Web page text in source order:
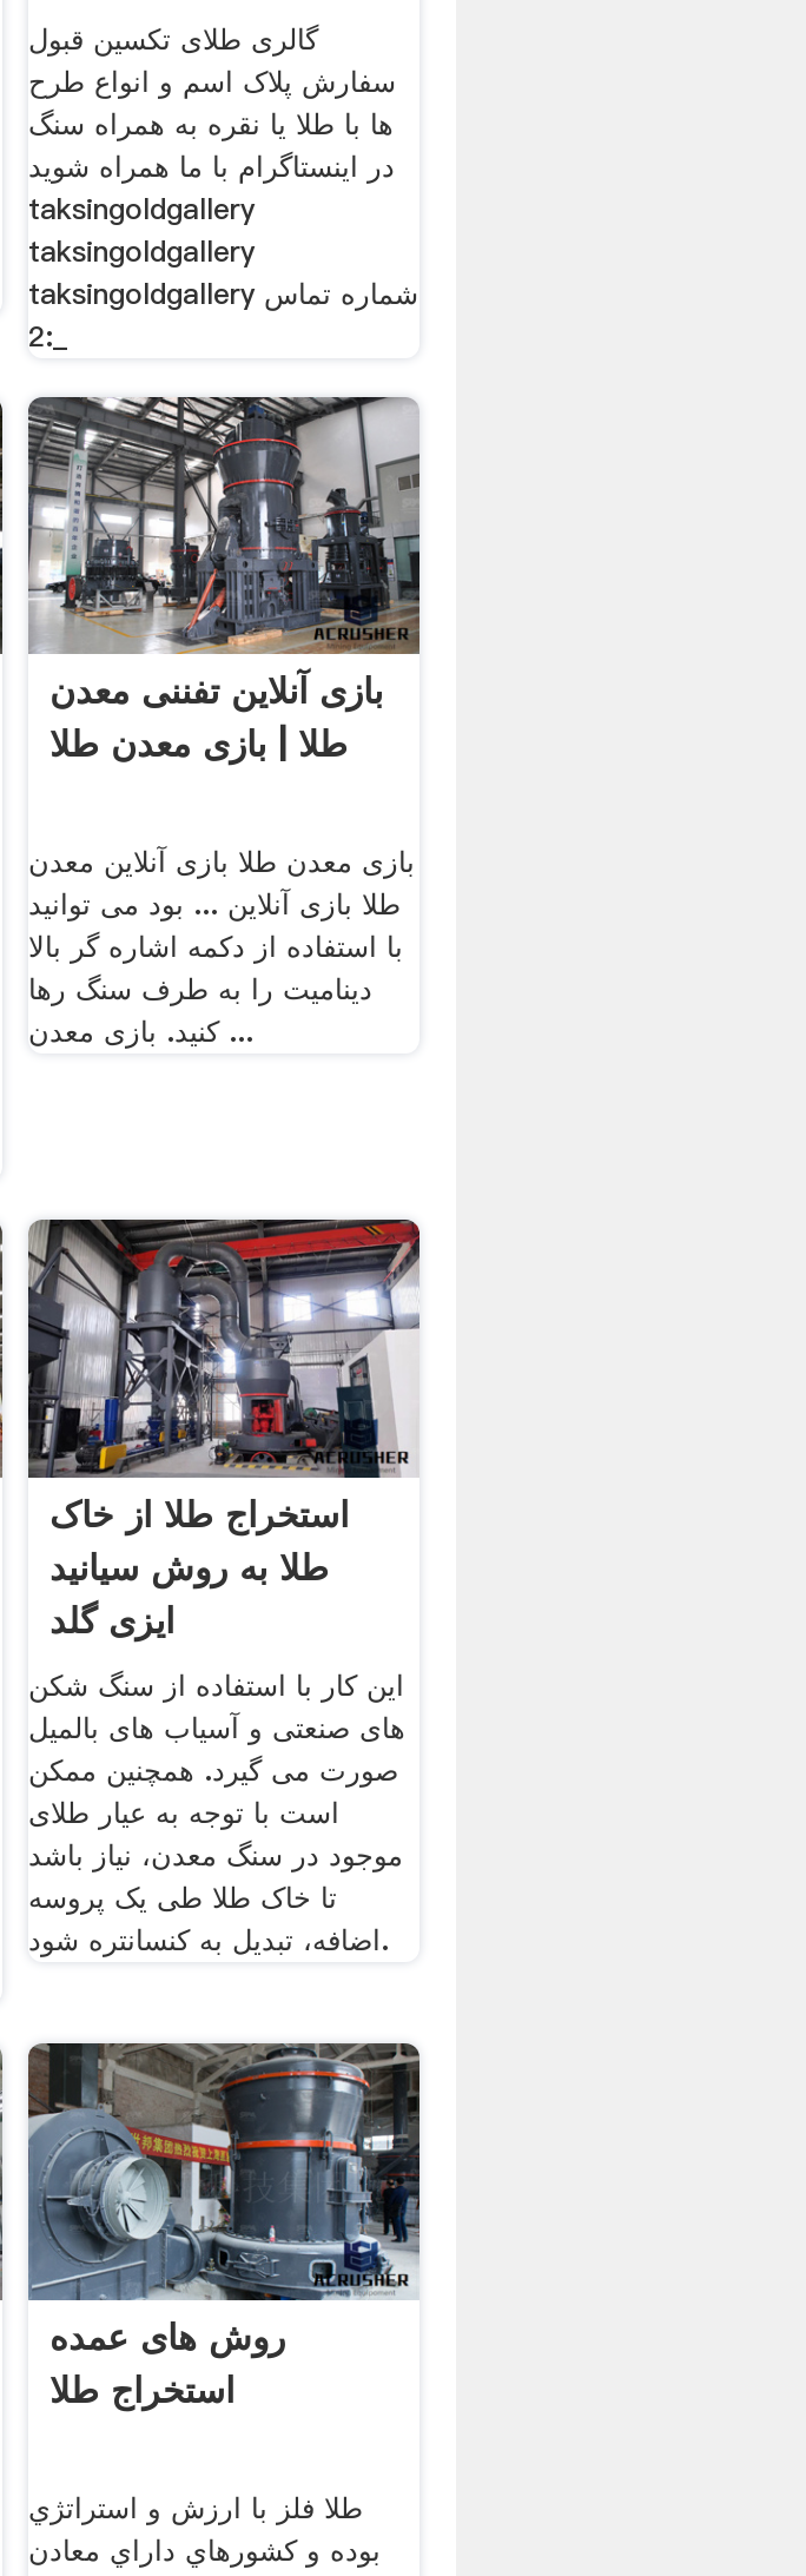
گالری طلای تکسین قبول
سفارش پلاک اسم و انواع طرح
ها با طلا یا نقره به همراه سنگ
در اینستاگرام با ما همراه شوید
taksingoldgallery
taksingoldgallery
taksingoldgallery شماره تماس
بازی آنلاین تفننی معدن
طلا | بازی معدن طلا
بازی معدن طلا بازی آنلاین معدن
طلا بازی آنلاین ... بود می توانید
با استفاده از دکمه اشاره گر بالا
دینامیت را به طرف سنگ رها
کنید. بازی معدن ...
استخراج طلا از خاک
طلا به روش سیانید
ایزی گلد
این کار با استفاده از سنگ شکن
های صنعتی و آسیاب های بالمیل
صورت می گیرد. همچنین ممکن
است با توجه به عیار طلای
موجود در سنگ معدن، نیاز باشد
تا خاک طلا طی یک پروسه
اضافه، تبدیل به کنسانتره شود.
روش های عمده
استخراج طلا
طلا فلز با ارزش و استراتژي
بوده و كشورهاي داراي معادن